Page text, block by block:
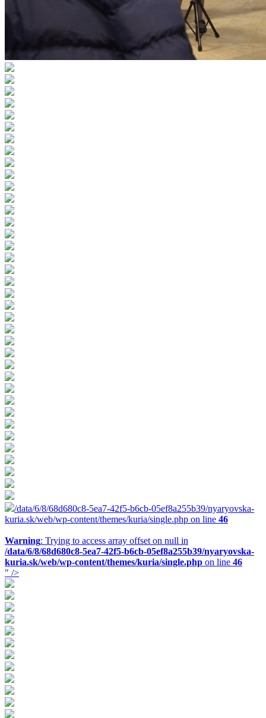
/data/6/8/68d680c8-5ea7-42f5-b6cb-05ef8a255b39/nyaryovska-
kuria.sk/web/wp-content/themes/kuria/single.php on line 46
Warning: Trying to access array offset on null in
/data/6/8/68d680c8-5ea7-42f5-b6cb-05ef8a255b39/nyaryovska-
kuria.sk/web/wp-content/themes/kuria/single.php on line 46
" />